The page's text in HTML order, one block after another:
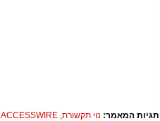
תגיות המאמר: נוי תקשורת,
ACCESSWIRE